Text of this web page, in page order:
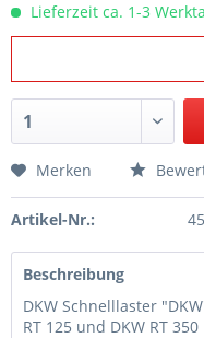
Lieferzeit ca. 1-3
Merken
Artikel-Nr.:
Beschreibung
DKW Schnelllaster
RT 125 und DKW RT